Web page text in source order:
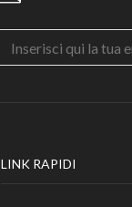
LINK RAPIDI